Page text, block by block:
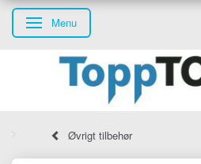
Skifte navigation
Menu
Øvrigt tilbehør